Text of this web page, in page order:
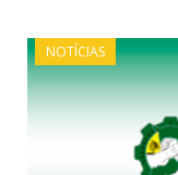
NOTÍCIAS